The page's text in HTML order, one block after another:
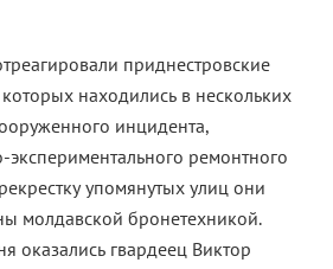
приднестровские
находились в нескольких
инцидента,
ремонтного
упомянутых улиц они
молдавской бронетехникой.
оказались гвардеец Виктор